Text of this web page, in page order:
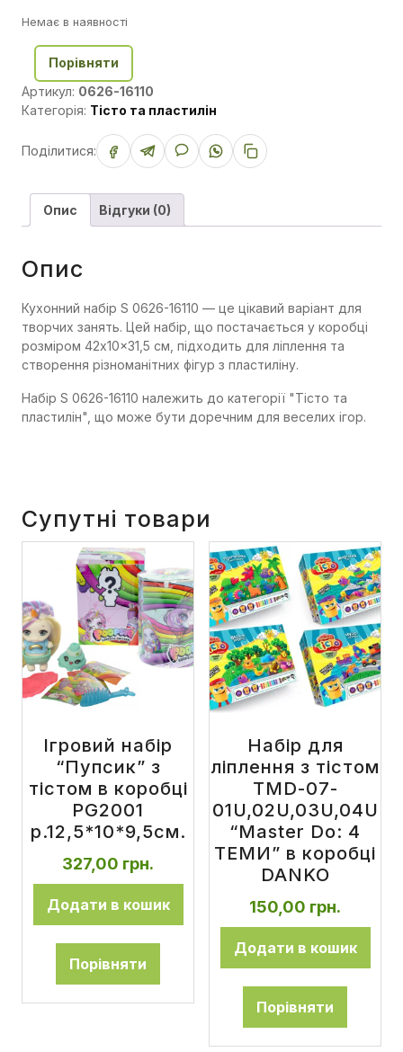
Немає в наявності
Порівняти
Артикул: 0626-16110
Категорія: Тісто та пластилін
Поділитися:
Опис Відгуки (0)
Опис
Кухонний набір S 0626-16110 — це цікавий варіант для
творчих занять. Цей набір, що постачається у коробці
розміром 42x10x31,5 см, підходить для ліплення та
створення різноманітних фігур з пластиліну.
Набір S 0626-16110 належить до категорії "Тісто та
пластилін", що може бути доречним для веселих ігор.
Супутні товари
Ігровий набір
“Пупсик” з
тістом в коробці
PG2001
р.12,5*10*9,5см.
327,00 грн.
Додати в кошик
Порівняти
Набір для
ліплення з тістом
TMD-07-
01U,02U,03U,04U
“Master Do: 4
ТЕМИ” в коробці
DANKO
150,00 грн.
Додати в кошик
Порівняти